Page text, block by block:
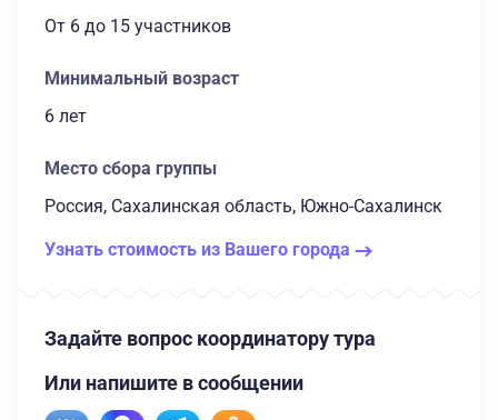
От 6 до 15 участников
Минимальный возраст
6 лет
Место сбора группы
Россия, Сахалинская область, Южно-Сахалинск
Узнать стоимость из Вашего города
Задайте вопрос координатору тура
Или напишите в сообщении